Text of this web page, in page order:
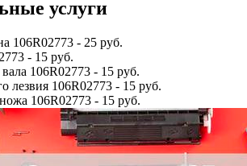
услуги
106R02773 - 25 руб.
- 15 руб.
106R02773 - 15 руб.
лезвия 106R02773 - 15 руб.
106R02773 - 15 руб.